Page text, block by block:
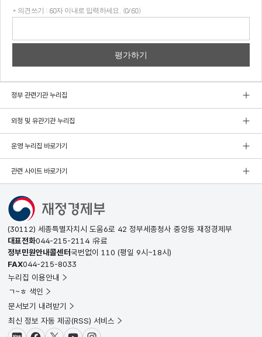
* 의견쓰기 : 60자 이내로 입력하세요. (0/60)
정부 관련기관 누리집
외청 및 유관기관 누리집
운영 누리집 바로가기
관련 사이트 바로가기
(30112) 세종특별자치시 도움6로 42 정부세종청사 중앙동 재정경제부
대표전화044-215-2114 유료
정부민원안내콜센터국번없이 110 (평일 9시~18시)
FAX044-215-8033
누리집 이용안내
ㄱ~ㅎ 색인
문서보기 내려받기
최신 정보 자동 제공(RSS) 서비스
블로그페이스북X(트위터)유튜브인스타그램